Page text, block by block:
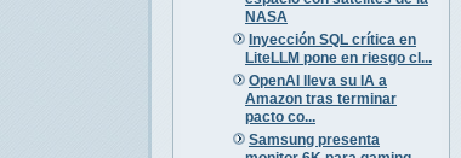
NASA
Inyección SQL crítica en
LiteLLM pone en riesgo cl...
OpenAI lleva su IA a
Amazon tras terminar
pacto co...
Samsung presenta